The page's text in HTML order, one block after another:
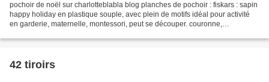
pochoir de noël sur charlotteblabla blog planches de pochoir : fiskars : sapin
happy holiday en plastique souple, avec plein de motifs idéal pour activité
en garderie, maternelle, montessori, peut se découper. couronne,
42 tiroirs